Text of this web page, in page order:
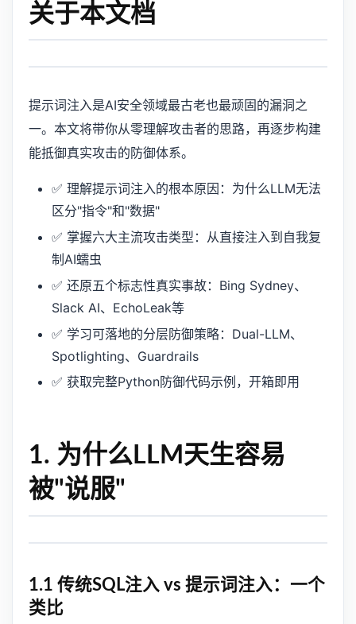
关于本文档
提示词注入是AI安全领域最古老也最顽固的漏洞之
一。本文将带你从零理解攻击者的思路，再逐步构建
能抵御真实攻击的防御体系。
✅ 理解提示词注入的根本原因：为什么LLM无法
区分"指令"和"数据"
✅ 掌握六大主流攻击类型：从直接注入到自我复
制AI蠕虫
✅ 还原五个标志性真实事故：Bing Sydney、
Slack AI、EchoLeak等
✅ 学习可落地的分层防御策略：Dual-LLM、
Spotlighting、Guardrails
✅ 获取完整Python防御代码示例，开箱即用
1. 为什么LLM天生容易
被"说服"
1.1 传统SQL注入 vs 提示词注入：一个
类比